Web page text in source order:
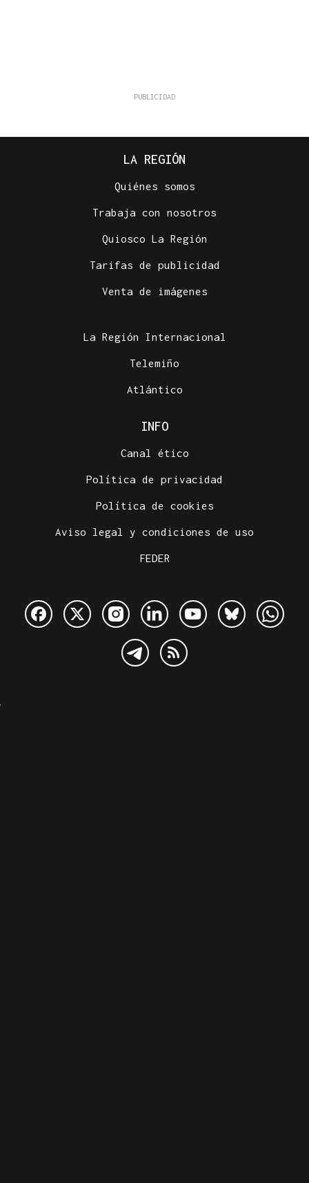
LA REGIÓN
Quiénes somos
Trabaja con nosotros
Quiosco La Región
Tarifas de publicidad
Venta de imágenes
La Región Internacional
Telemiño
Atlántico
INFO
Canal ético
Política de privacidad
Política de cookies
Aviso legal y condiciones de uso
FEDER